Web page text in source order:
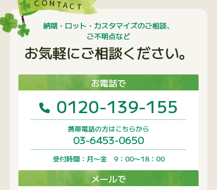
納期・ロット・カスタマイズのご相談、
ご不明点など
お気軽にご相談ください。
お電話で
0120-139-155
携帯電話の方はこちらから
03-6453-0650
受付時間：月〜金 9：00〜18：00
メールで